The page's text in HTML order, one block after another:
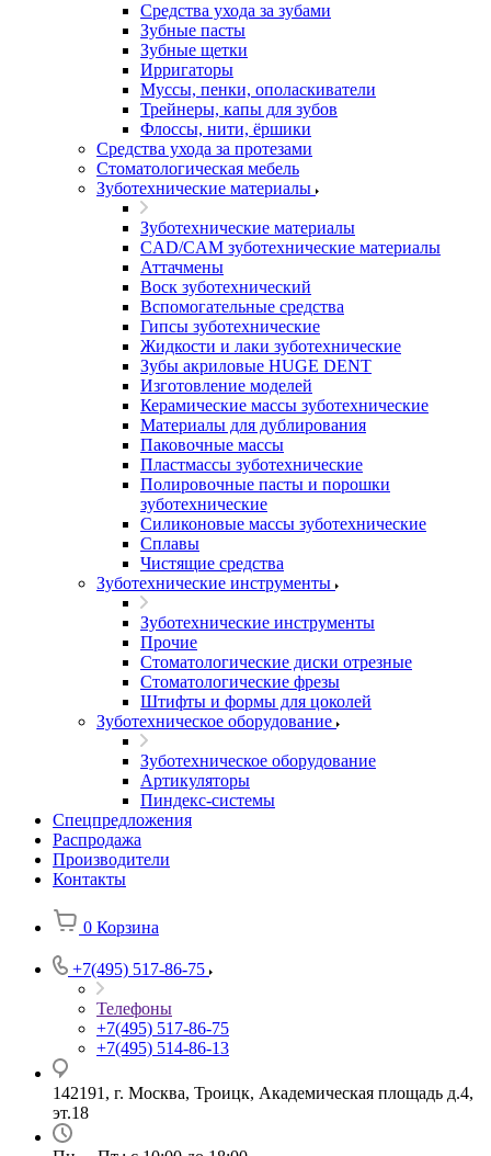
Средства ухода за зубами
Зубные пасты
Зубные щетки
Ирригаторы
Муссы, пенки, ополаскиватели
Трейнеры, капы для зубов
Флоссы, нити, ёршики
Средства ухода за протезами
Стоматологическая мебель
Зуботехнические материалы
Зуботехнические материалы
CAD/CAM зуботехнические материалы
Аттачмены
Воск зуботехнический
Вспомогательные средства
Гипсы зуботехнические
Жидкости и лаки зуботехнические
Зубы акриловые HUGE DENT
Изготовление моделей
Керамические массы зуботехнические
Материалы для дублирования
Паковочные массы
Пластмассы зуботехнические
Полировочные пасты и порошки
зуботехнические
Силиконовые массы зуботехнические
Сплавы
Чистящие средства
Зуботехнические инструменты
Зуботехнические инструменты
Прочие
Стоматологические диски отрезные
Стоматологические фрезы
Штифты и формы для цоколей
Зуботехническое оборудование
Зуботехническое оборудование
Артикуляторы
Пиндекс-системы
Спецпредложения
Распродажа
Производители
Контакты
0 Корзина
+7(495) 517-86-75
Телефоны
+7(495) 517-86-75
+7(495) 514-86-13
142191, г. Москва, Троицк, Академическая площадь д.4,
эт.18